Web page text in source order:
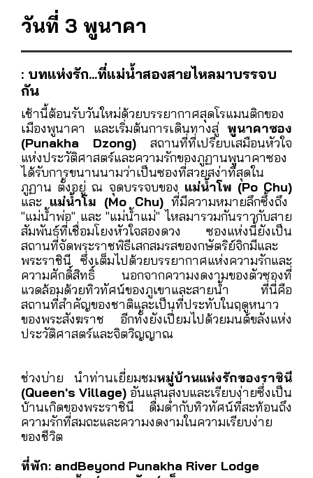
บ้าน ผ้าทอหลากสีสัน เครื่องประดับเงิน และของที่
ระลึกที่มีเอกลักษณ์เฉพาะของภูฏาน
ค่ำคืนนี้ ปล่อยใจไปกับบรรยากาศโรแมนติกในเมืองพู
นาคา พร้อมเก็บเกี่ยวความทรงจำอันแสนอบอุ่นใจใน
สถานที่แห่งนี้
ที่พัก: andBeyond Punakha River Lodge
อาหาร : เช้า / กลางวัน / เย็น
วันที่ 3 พูนาคา
: บทแห่งรัก...ที่แม่น้ำสองสายไหลมาบรรจบ
กัน
เช้านี้ต้อนรับวันใหม่ด้วยบรรยากาศสุดโรแมนติกของ
เมืองพูนาคา และเริ่มต้นการเดินทางสู่พูนาคาซอง
(Punakha Dzong)สถานที่ที่เปรียบเสมือนหัวใจ
แห่งประวัติศาสตร์และความรักของภูฏานพูนาคาซอง
ได้รับการขนานนามว่าเป็นซองที่สวยสง่าที่สุดใน
ภูฏาน ตั้งอยู่ ณ จุดบรรจบของแม่น้ำโพ (Po Chu)
และแม่น้ำโม (Mo Chu)ที่มีความหมายลึกซึ้งถึง
สัมพันธ์ที่เชื่อมโยงหัวใจสองดวง ซองแห่งนี้ยังเป็น
สถานที่จัดพระราชพิธีเสกสมรสของกษัตริย์จิกมีและ
พระราชินี ซึ่งเต็มไปด้วยบรรยากาศแห่งความรักและ
ความศักดิ์สิทธิ์ นอกจากความงดงามของตัวซองที่
แวดล้อมด้วยทิวทัศน์ของภูเขาและสายน้ำ ที่นี่คือ
สถานที่สำคัญของชาติและเป็นที่ประทับในฤดูหนาว
ของพระสังฆราช อีกทั้งยังเปี่ยมไปด้วยมนต์ขลังแห่ง
ประวัติศาสตร์และจิตวิญญาณ